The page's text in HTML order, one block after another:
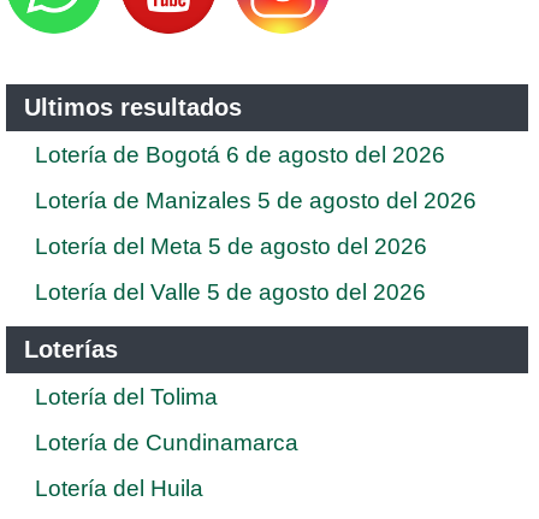
Ultimos resultados
Lotería de Bogotá 6 de agosto del 2026
Lotería de Manizales 5 de agosto del 2026
Lotería del Meta 5 de agosto del 2026
Lotería del Valle 5 de agosto del 2026
Loterías
Lotería del Tolima
Lotería de Cundinamarca
Lotería del Huila